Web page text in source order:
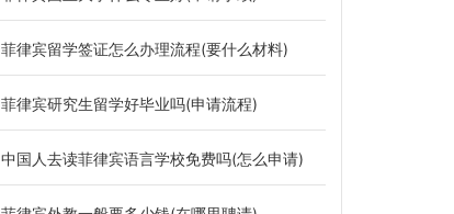
菲律宾留学签证怎么办理流程(要什么材料)
菲律宾研究生留学好毕业吗(申请流程)
中国人去读菲律宾语言学校免费吗(怎么申请)